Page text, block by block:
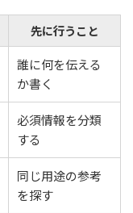
先に行うこと
誰に何を伝える
か書く
必須情報を分類
する
同じ用途の参考
を探す